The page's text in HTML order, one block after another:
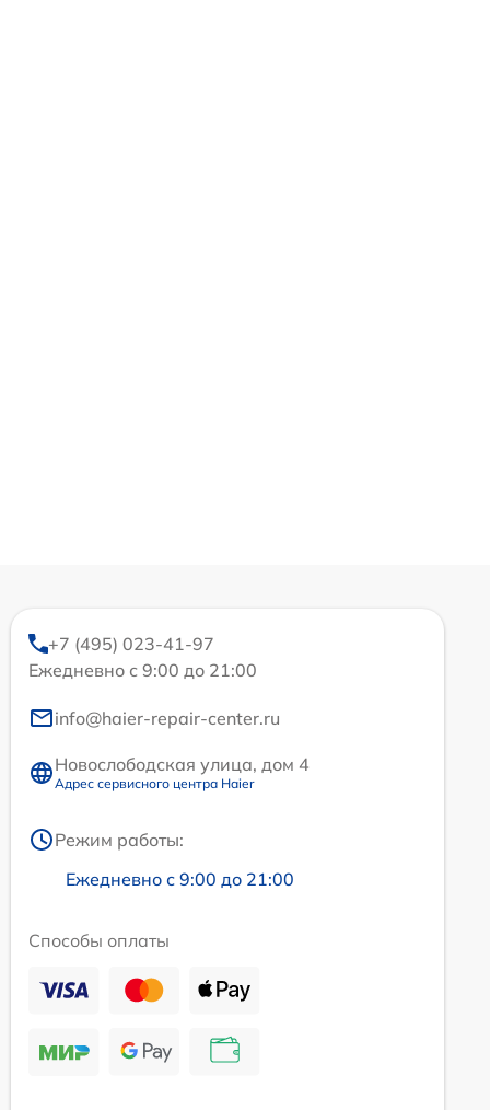
+7 (495) 023-41-97
Ежедневно с 9:00 до 21:00
info@haier-repair-center.ru
Новослободская улица, дом 4
Адрес сервисного центра Haier
Режим работы:
Ежедневно с 9:00 до 21:00
Способы оплаты